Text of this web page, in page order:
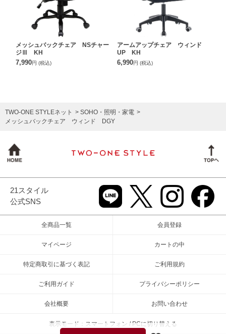
メッシュバックチェア NSチャー
ジⅢ KH
7,990円 (税込)
アームアップチェア ウィンド
UP KH
6,990円 (税込)
TWO-ONE STYLEネット
SOHO・照明・家電
メッシュバックチェア ウィンド DGY
21スタイル
公式SNS
全商品一覧 会員登録
マイページ カートの中
特定商取引に基づく表記 ご利用規約
ご利用ガイド プライバシーポリシー
会社概要 お問い合わせ
表示モード：スマートフォン / PCに切り替える